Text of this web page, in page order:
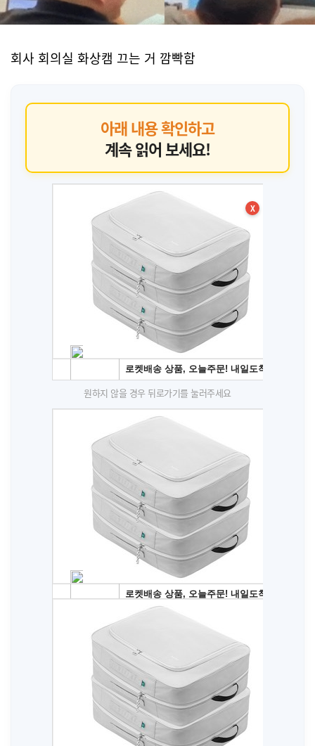
회사 회의실 화상캠 끄는 거 깜빡함
아래 내용 확인하고
계속 읽어 보세요!
X
원하지 않을 경우 뒤로가기를 눌러주세요